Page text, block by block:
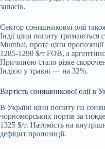
запасів.
Сектор соняшникової олії
Індії ціни попиту
Mumbai, проте ціни пропозиції
1285-1290 $/т FOB, а
Причиною стало різке
Індією у травні — на 32%.
Вартість соняшникової олії в
В Україні ціни попиту на
чорноморських портів за
1325 $/т. Натомість на
дефіцит пропозиції.